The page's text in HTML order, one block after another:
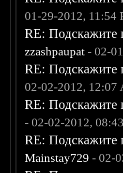
01-29-2012, 11:54
RE:
zzashpaupat - 02-
RE:
02-02-2012, 12:07
RE:
- 02-02-2012,
RE:
Mainstay729 - 02-